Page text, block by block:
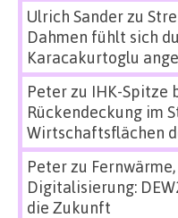
Ulrich Sanderzu
Dahmen fühlt sich
Karacakurtoglu
Peterzu IHK-Spitze
Rückendeckung im
Wirtschaftsflächen
Peterzu
Digitalisierung:
die Zukunft